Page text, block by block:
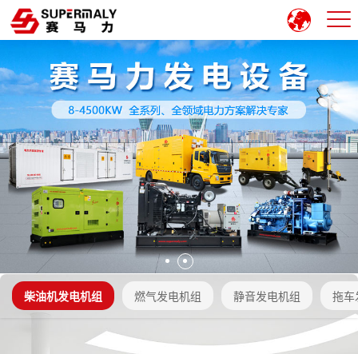
柴油机发电机组 燃气发电机组 静音发电机组 拖车